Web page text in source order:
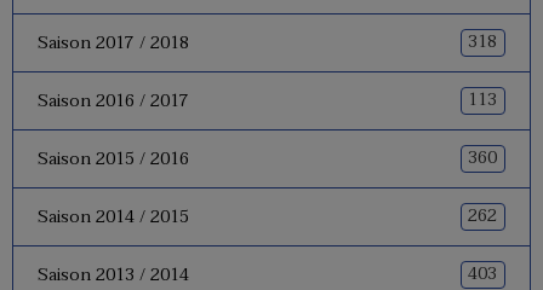
Saison 2017 / 2018 318
Saison 2016 / 2017 113
Saison 2015 / 2016 360
Saison 2014 / 2015 262
Saison 2013 / 2014 403